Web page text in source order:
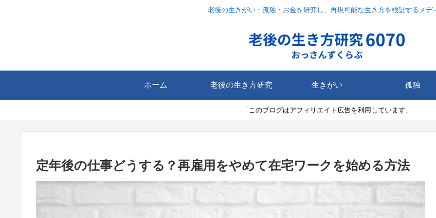
老後の生きがい・孤独・お金を研究し、再現可能な生き方を検証するメデ
ホーム 老後の生き方研究 生きがい 孤独
「このブログはアフィリエイト広告を利用しています」
定年後の仕事どうする？再雇用をやめて在宅ワークを始める方法